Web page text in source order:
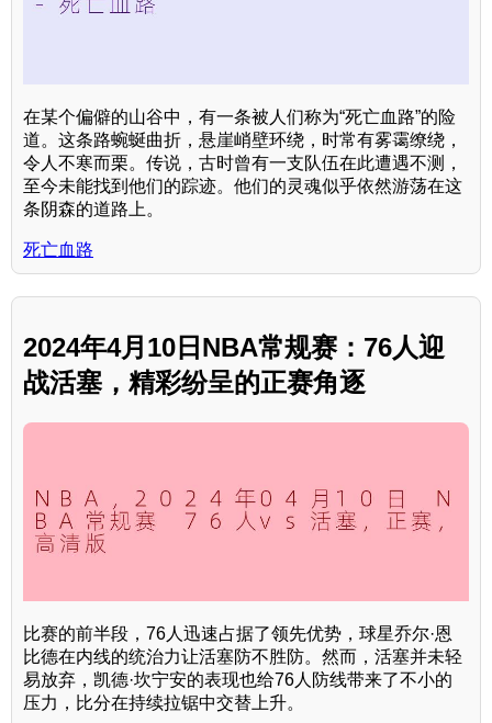
在某个偏僻的山谷中，有一条被人们称为“死亡血路”的险
道。这条路蜿蜒曲折，悬崖峭壁环绕，时常有雾霭缭绕，
令人不寒而栗。传说，古时曾有一支队伍在此遭遇不测，
至今未能找到他们的踪迹。他们的灵魂似乎依然游荡在这
条阴森的道路上。
死亡血路
2024年4月10日NBA常规赛：76人迎
战活塞，精彩纷呈的正赛角逐
比赛的前半段，76人迅速占据了领先优势，球星乔尔·恩
比德在内线的统治力让活塞防不胜防。然而，活塞并未轻
易放弃，凯德·坎宁安的表现也给76人防线带来了不小的
压力，比分在持续拉锯中交替上升。